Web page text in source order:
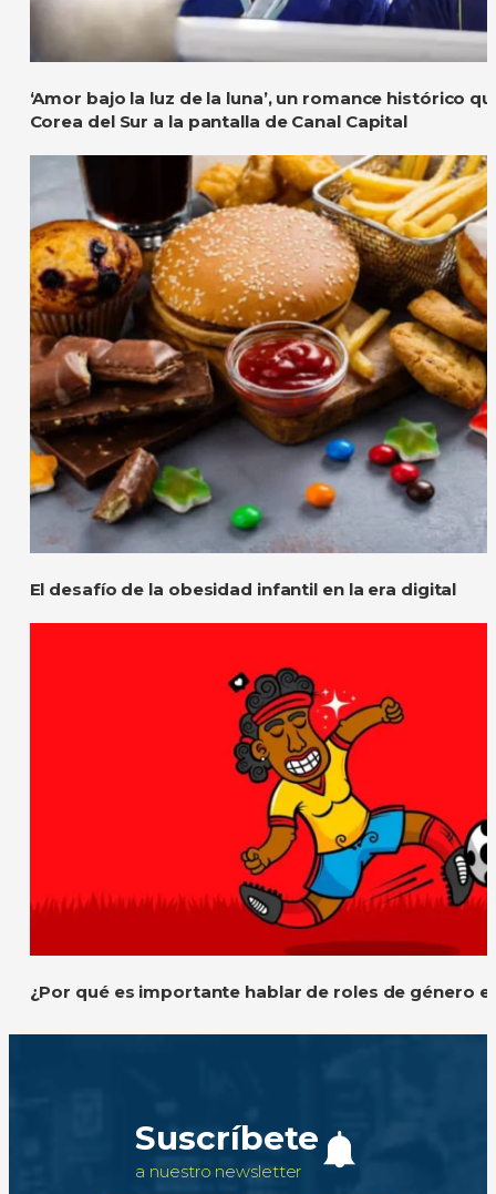
‘Amor bajo la luz de la luna’, un romance histórico
Corea del Sur a la pantalla de Canal Capital
El desafío de la obesidad infantil en la era digital
¿Por qué es importante hablar de roles de género
Suscríbete
a nuestro newsletter